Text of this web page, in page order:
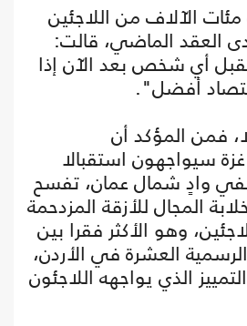
الآلاف من اللاجئين
العقد الماضي، قالت:
أي شخص بعد الآن إذا
أفضل".
فمن المؤكد أن
سيواجهون استقبالا
ففي وادٍ شمال عمان، تفسح
المجال للأزقة المزدحمة
وهو الأكثر فقرا بين
العشرة في الأردن،
الذي يواجهه اللاجئون